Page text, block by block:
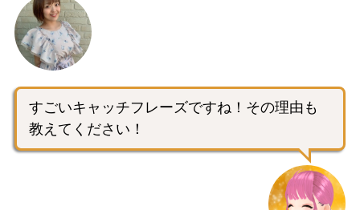
すごいキャッチフレーズですね！その理由も
教えてください！